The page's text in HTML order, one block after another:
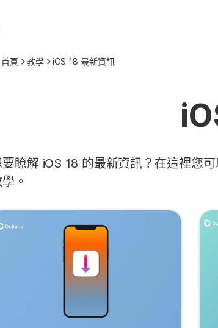
首頁 教學 iOS 18 最新資訊
瞭解 iOS 18 的最新資訊？在這裡您
。